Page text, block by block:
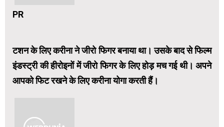
PR
टशन के लिए करीना ने जीरो फिगर बनाया था। उसके बाद से फिल्म
इंडस्ट्री की हीरोइनों में जीरो फिगर के लिए होड़ मच गई थी। अपने
आपको फिट रखने के लिए करीना योगा करती हैं।